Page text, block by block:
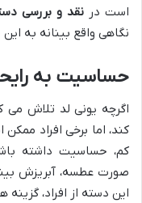
است در نقد و بررسی
نگاهی واقع بینانه به
حساسیت به
اگرچه یونی لد تلاش می
کند، اما برخی افراد
کم، حساسیت داشته
صورت عطسه، آبریزش
این دسته از افراد،